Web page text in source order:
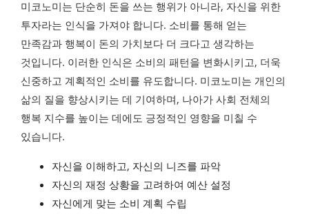
미코노미는 단순히 돈을 쓰는 행위가 아니라, 자신을 위한
투자라는 인식을 가져야 합니다. 소비를 통해 얻는
만족감과 행복이 돈의 가치보다 더 크다고 생각하는
것입니다. 이러한 인식은 소비의 패턴을 변화시키고, 더욱
신중하고 계획적인 소비를 유도합니다. 미코노미는 개인의
삶의 질을 향상시키는 데 기여하며, 나아가 사회 전체의
행복 지수를 높이는 데에도 긍정적인 영향을 미칠 수
있습니다.
자신을 이해하고, 자신의 니즈를 파악
자신의 재정 상황을 고려하여 예산 설정
자신에게 맞는 소비 계획 수립